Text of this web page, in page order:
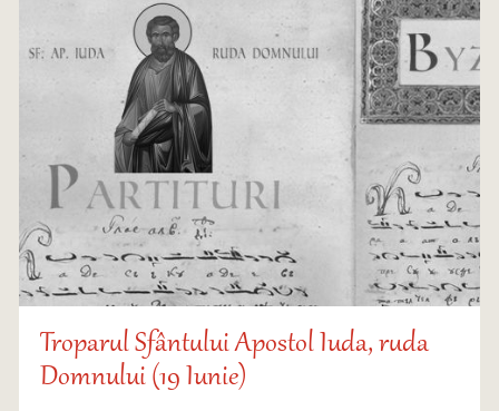
Troparul Sfântului Apostol Iuda, ruda
Domnului (19 Iunie)